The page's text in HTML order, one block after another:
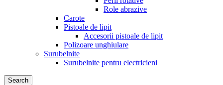
Role abrazive
Carote
Pistoale de lipit
Accesorii pistoale de lipit
Polizoare unghiulare
Surubelnite
Surubelnite pentru electricieni
Search